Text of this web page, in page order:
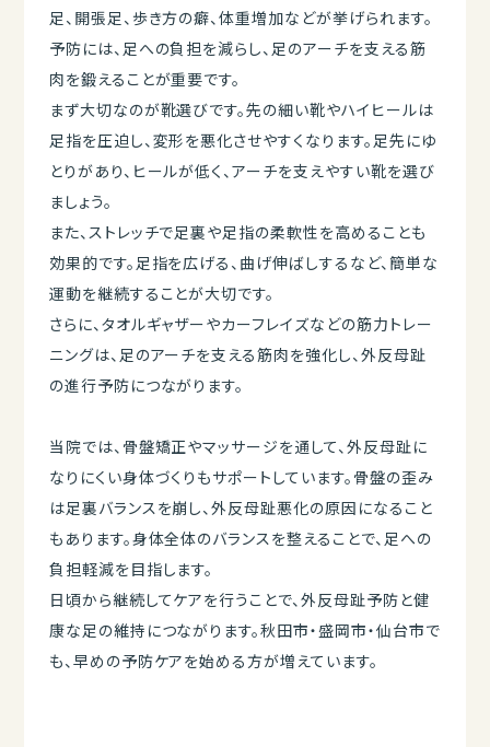
足、開張足、歩き方の癖、体重増加などが挙げられます。
予防には、足への負担を減らし、足のアーチを支える筋
肉を鍛えることが重要です。
まず大切なのが靴選びです。先の細い靴やハイヒールは
足指を圧迫し、変形を悪化させやすくなります。足先にゆ
とりがあり、ヒールが低く、アーチを支えやすい靴を選び
ましょう。
また、ストレッチで足裏や足指の柔軟性を高めることも
効果的です。足指を広げる、曲げ伸ばしするなど、簡単な
運動を継続することが大切です。
さらに、タオルギャザーやカーフレイズなどの筋力トレー
ニングは、足のアーチを支える筋肉を強化し、外反母趾
の進行予防につながります。
当院では、骨盤矯正やマッサージを通して、外反母趾に
なりにくい身体づくりもサポートしています。骨盤の歪み
は足裏バランスを崩し、外反母趾悪化の原因になること
もあります。身体全体のバランスを整えることで、足への
負担軽減を目指します。
日頃から継続してケアを行うことで、外反母趾予防と健
康な足の維持につながります。秋田市・盛岡市・仙台市で
も、早めの予防ケアを始める方が増えています。